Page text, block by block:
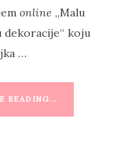
online „Malu
dekoracije“ koju
…
READING...